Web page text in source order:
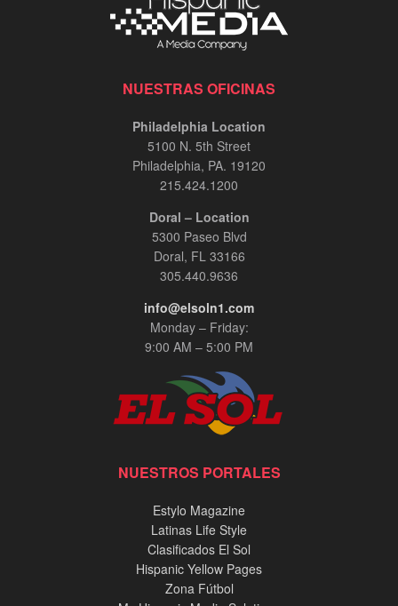
NUESTRAS OFICINAS
Philadelphia Location
5100 N. 5th Street
Philadelphia, PA. 19120
215.424.1200
Doral – Location
5300 Paseo Blvd
Doral, FL 33166
305.440.9636
info@elsoln1.com
Monday – Friday:
9:00 AM – 5:00 PM
NUESTROS PORTALES
Estylo Magazine
Latinas Life Style
Clasificados El Sol
Hispanic Yellow Pages
Zona Fútbol